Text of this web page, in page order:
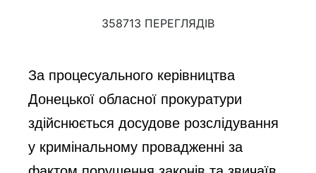
358713 ПЕРЕГЛЯДІВ
За процесуального керівництва
Донецької обласної прокуратури
здійснюється досудове розслідування
у кримінальному провадженні за